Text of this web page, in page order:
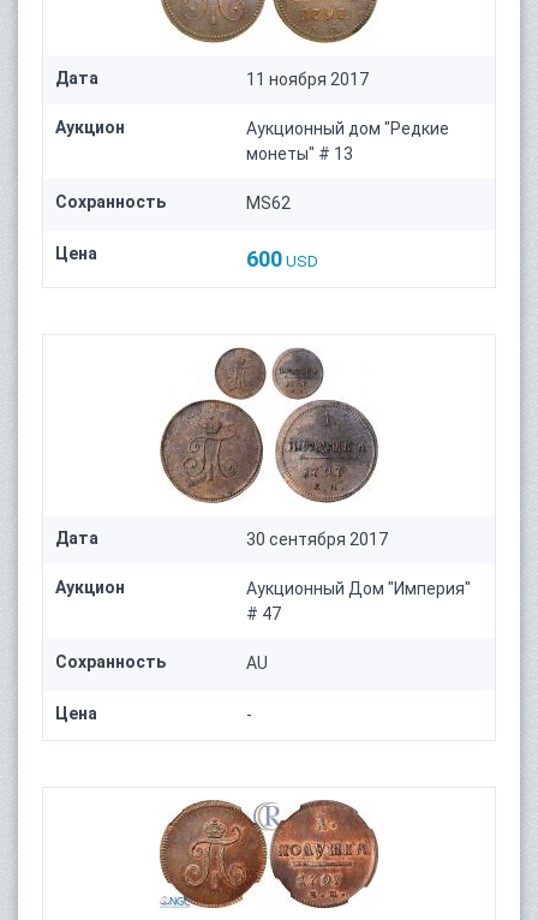
Дата 11 ноября 2017
Аукцион
Аукционный дом "Редкие
монеты" # 13
Сохранность MS62
Цена 600 USD
Дата 30 сентября 2017
Аукцион
Аукционный Дом "Империя"
# 47
Сохранность AU
Цена -